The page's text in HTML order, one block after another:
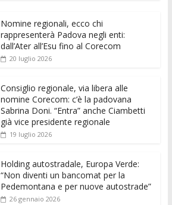
l s
A
p
p
ss
e
n
er
di
t
k
e
dI
di
vi
Nomine regionali, ecco chi
rappresenterà Padova negli enti:
dall’Ater all’Esu fino al Corecom
20 luglio 2026
Consiglio regionale, via libera alle
nomine Corecom: c’è la padovana
Sabrina Doni. “Entra” anche Ciambetti
già vice presidente regionale
19 luglio 2026
Holding autostradale, Europa Verde:
“Non diventi un bancomat per la
Pedemontana e per nuove autostrade”
26 gennaio 2026